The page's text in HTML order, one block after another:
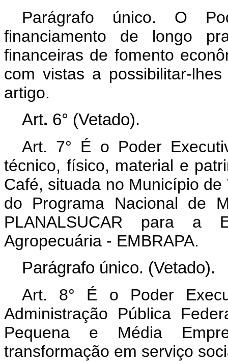
Parágrafo único. O
financiamento de longo
financeiras de fomento
com vistas a possibilitar-
artigo.
Art. 6° (Vetado).
Art. 7° É o Poder
técnico, físico, material e
Café, situada no Município
do Programa Nacional de
PLANALSUCAR para a
Agropecuária - EMBRAPA.
Parágrafo único. (Vetado).
Art. 8° É o Poder
Administração Pública
Pequena e Média
transformação em serviço